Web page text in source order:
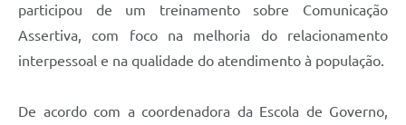
participou de um treinamento sobre Comunicação
Assertiva, com foco na melhoria do relacionamento
interpessoal e na qualidade do atendimento à população.
De acordo com a coordenadora da Escola de Governo,